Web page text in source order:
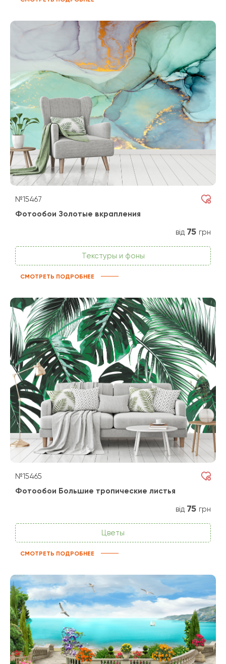
№15467
Фотообои Золотые вкрапления
від 75 грн
Текстуры и фоны
СМОТРЕТЬ ПОДРОБНЕЕ
№15465
Фотообои Большие тропические листья
від 75 грн
Цветы
СМОТРЕТЬ ПОДРОБНЕЕ